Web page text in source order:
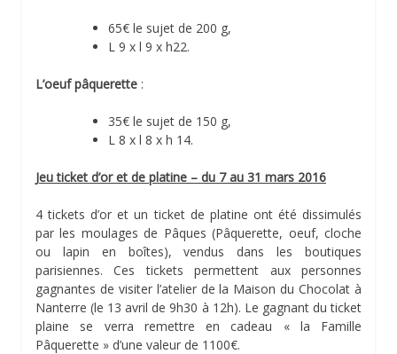
65€ le sujet de 200 g,
L 9 x l 9 x h22.
L’oeuf pâquerette :
35€ le sujet de 150 g,
L 8 x l 8 x h 14.
Jeu ticket d’or et de platine – du 7 au 31 mars 2016
4 tickets d’or et un ticket de platine ont été dissimulés
par les moulages de Pâques (Pâquerette, oeuf, cloche
ou lapin en boîtes), vendus dans les boutiques
parisiennes. Ces tickets permettent aux personnes
gagnantes de visiter l’atelier de la Maison du Chocolat à
Nanterre (le 13 avril de 9h30 à 12h). Le gagnant du ticket
plaine se verra remettre en cadeau « la Famille
Pâquerette » d’une valeur de 1100€.